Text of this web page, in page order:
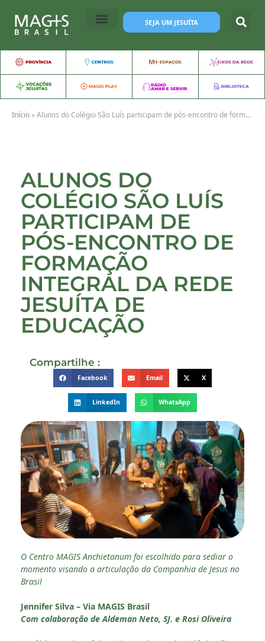
SEJA UM JESUÍTA
Início »Alunos do Colégio São Luís participam de pós-encontro de formação integral da Rede Jesuíta de Educação
ALUNOS DO
COLÉGIO SÃO LUÍS
PARTICIPAM DE
PÓS-ENCONTRO DE
FORMAÇÃO
INTEGRAL DA REDE
JESUÍTA DE
EDUCAÇÃO
Compartilhe :
Facebook Email X
LinkedIn WhatsApp
O Centro MAGIS Anchietanum foi escolhido para sediar o
momento visando a articulação da Companhia de Jesus no
Brasil
Jennifer Silva – Via MAGIS Brasil
Com colaboração de Aldeman Neto, SJ. e Rosi Oliveira